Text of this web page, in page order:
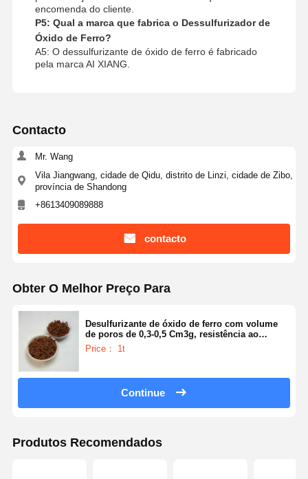
encomenda do cliente.
P5: Qual a marca que fabrica o Dessulfurizador de
Óxido de Ferro?
A5: O dessulfurizante de óxido de ferro é fabricado
pela marca AI XIANG.
Contacto
Mr. Wang
Vila Jiangwang, cidade de Qidu, distrito de Linzi, cidade de Zibo,
província de Shandong
+8613409089888
contacto
Obter O Melhor Preço Para
Desulfurizante de óxido de ferro com volume
de poros de 0,3-0,5 Cm3g, resistência ao
esmagamento ≥ 70 N/cm e porosidade de 40-
50% para purificação de gases
Price： 1t
Continue
Produtos Recomendados